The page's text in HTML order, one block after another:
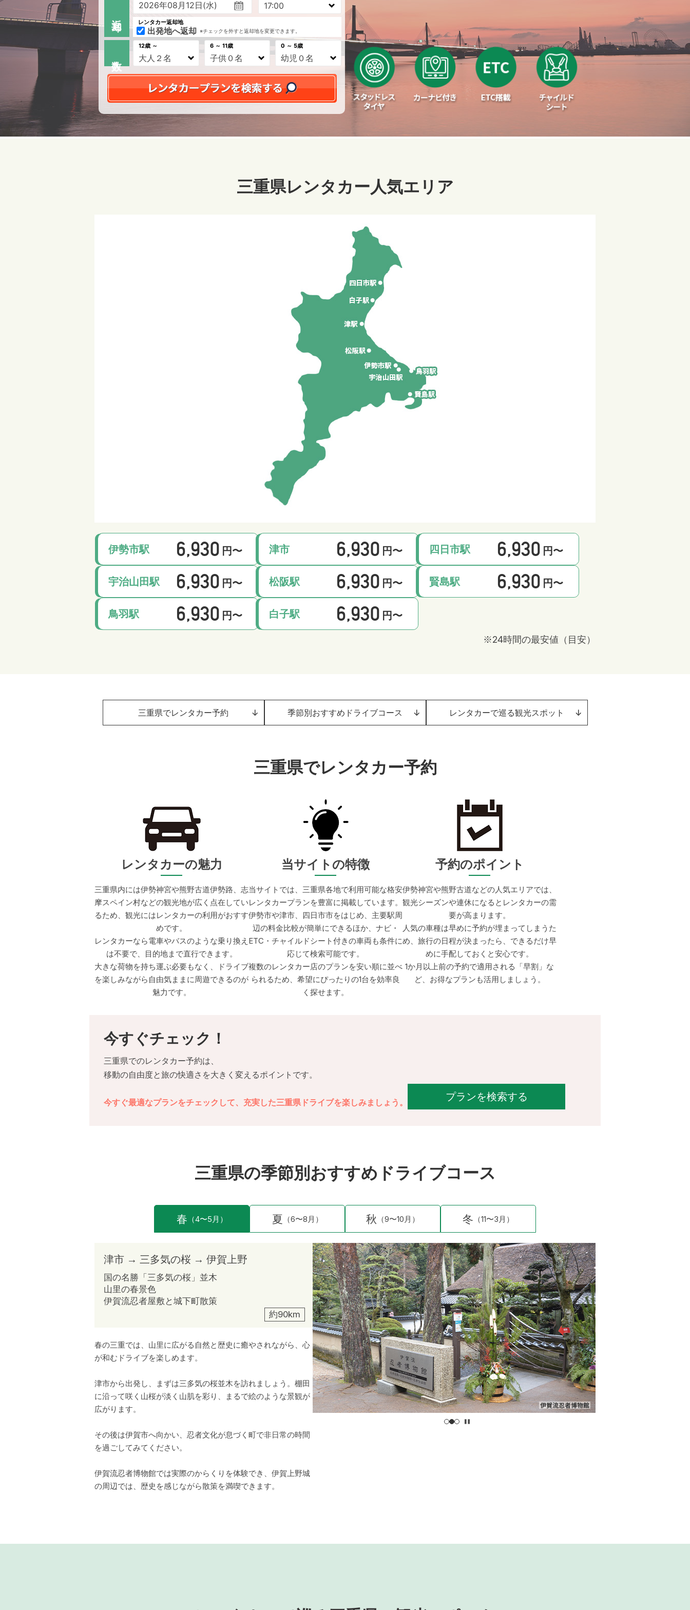
レンタカー返却地
出発地へ返却 ※チェックを外すと返却地を変更できます。
12歳 ～ 6 ～ 11歳 0 ～ 5歳
三重県レンタカー人気エリア
伊勢市駅 6,930 円〜 津市 6,930 円〜 四日市駅 6,930 円〜
宇治山田駅 6,930 円〜 松阪駅 6,930 円〜 賢島駅 6,930 円〜
鳥羽駅 6,930 円〜 白子駅 6,930 円〜
※24時間の最安値（目安）
三重県でレンタカー予約 ↓ 季節別おすすめドライブコース ↓ レンタカーで巡る観光スポット ↓
三重県でレンタカー予約
レンタカーの魅力
三重県内には伊勢神宮や熊野古道伊勢路、志
摩スペイン村などの観光地が広く点在してい
るため、観光にはレンタカーの利用がおすす
めです。
レンタカーなら電車やバスのような乗り換え
は不要で、目的地まで直行できます。
大きな荷物を持ち運ぶ必要もなく、ドライブ
を楽しみながら自由気ままに周遊できるのが
魅力です。
当サイトの特徴
当サイトでは、三重県各地で利用可能な格安
レンタカープランを豊富に掲載しています。
伊勢市や津市、四日市市をはじめ、主要駅周
辺の料金比較が簡単にできるほか、ナビ・
ETC・チャイルドシート付きの車両も条件に
応じて検索可能です。
複数のレンタカー店のプランを安い順に並べ
られるため、希望にぴったりの1台を効率良
く探せます。
予約のポイント
伊勢神宮や熊野古道などの人気エリアでは、
観光シーズンや連休になるとレンタカーの需
要が高まります。
人気の車種は早めに予約が埋まってしまうた
め、旅行の日程が決まったら、できるだけ早
めに手配しておくと安心です。
1か月以上前の予約で適用される「早割」な
ど、お得なプランも活用しましょう。
今すぐチェック！
三重県でのレンタカー予約は、
移動の自由度と旅の快適さを大きく変えるポイントです。
今すぐ最適なプランをチェックして、充実した三重県ドライブを楽しみましょう。 プランを検索する
三重県の季節別 おすすめドライブコース
春 （4〜5月） 夏 （6〜8月） 秋 （9〜10月） 冬 （11〜3月）
津市 → 三多気の桜 → 伊賀上野
国の名勝「三多気の桜」並木
山里の春景色
伊賀流忍者屋敷と城下町散策
約90km
春の三重では、山里に広がる自然と歴史に癒やされながら、心
が和むドライブを楽しめます。
津市から出発し、まずは三多気の桜並木を訪れましょう。棚田
に沿って咲く山桜が淡く山肌を彩り、まるで絵のような景観が
広がります。
その後は伊賀市へ向かい、忍者文化が息づく町で非日常の時間
を過ごしてみてください。
伊賀流忍者博物館では実際のからくりを体験でき、伊賀上野城
の周辺では、歴史を感じながら散策を満喫できます。